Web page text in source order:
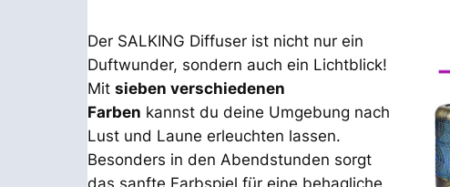
Der SALKING Diffuser ist nicht nur ein
Duftwunder, sondern auch ein Lichtblick!
Mit sieben verschiedenen
Farben kannst du deine Umgebung nach
Lust und Laune erleuchten lassen.
Besonders in den Abendstunden sorgt
das sanfte Farbspiel für eine behagliche